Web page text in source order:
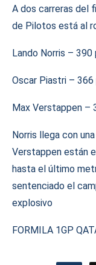
A dos carreras del
de Pilotos está al
Lando Norris – 390
Oscar Piastri –
Max Verstappen –
Norris llega con
Verstappen están
hasta el último
sentenciado el
explosivo
FORMILA 1GP